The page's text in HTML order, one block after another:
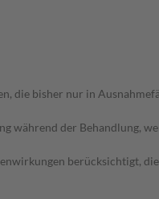
die bisher nur in
während der Behandlung,
berücksichtigt,